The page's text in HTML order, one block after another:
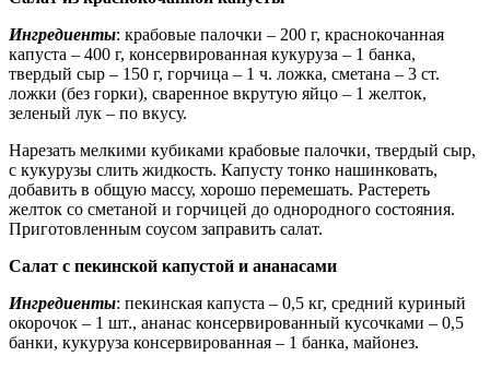
Ингредиенты: крабовые палочки – 200 г, краснокочанная
капуста – 400 г, консервированная кукуруза – 1 банка,
твердый сыр – 150 г, горчица – 1 ч. ложка, сметана – 3 ст.
ложки (без горки), сваренное вкрутую яйцо – 1 желток,
зеленый лук – по вкусу.
Нарезать мелкими кубиками крабовые палочки, твердый сыр,
с кукурузы слить жидкость. Капусту тонко нашинковать,
добавить в общую массу, хорошо перемешать. Растереть
желток со сметаной и горчицей до однородного состояния.
Приготовленным соусом заправить салат.
Салат с пекинской капустой и ананасами
Ингредиенты: пекинская капуста – 0,5 кг, средний куриный
окорочок – 1 шт., ананас консервированный кусочками – 0,5
банки, кукуруза консервированная – 1 банка, майонез.